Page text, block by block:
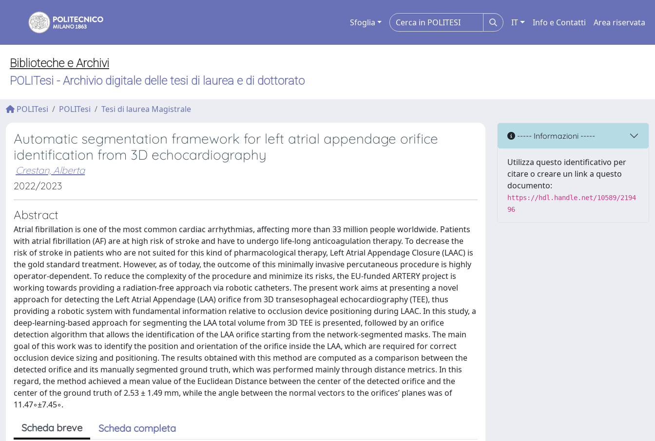
Sfoglia IT Info e Contatti Area riservata
Biblioteche e Archivi
POLITesi - Archivio digitale delle tesi di laurea e di dottorato
POLITesi POLITesi Tesi di laurea Magistrale
Automatic segmentation framework for left atrial appendage orifice
identification from 3D echocardiography
Crestan, Alberta
2022/2023
Abstract
Atrial fibrillation is one of the most common cardiac arrhythmias, affecting more than 33 million people worldwide. Patients
with atrial fibrillation (AF) are at high risk of stroke and have to undergo life-long anticoagulation therapy. To decrease the
risk of stroke in patients who are not suited for this kind of pharmacological therapy, Left Atrial Appendage Closure (LAAC) is
the gold standard treatment. However, as of today, the outcome of this minimally invasive percutaneous procedure is highly
operator-dependent. To reduce the complexity of the procedure and minimize its risks, the EU-funded ARTERY project is
working towards providing a radiation-free approach via robotic catheters. The present work aims at presenting a novel
approach for detecting the Left Atrial Appendage (LAA) orifice from 3D transesophageal echocardiography (TEE), thus
providing a robotic system with fundamental information relative to occlusion device positioning during LAAC. In this study, a
deep-learning-based approach for segmenting the LAA total volume from 3D TEE is presented, followed by an orifice
detection algorithm that allows the identification of the LAA orifice starting from the network-segmented masks. The main
goal of this work was to identify the position and orientation of the orifice inside the LAA, which are required for correct
occlusion device sizing and positioning. The results obtained with this method are computed as a comparison between the
detected orifice and its manually segmented ground truth, which was performed mainly through distance metrics. In this
regard, the method achieved a mean value of the Euclidean Distance between the center of the detected orifice and the
center of the ground truth of 2.53 ± 1.49 mm, while the angle between the normal vectors to the orifices’ planes was of
11.47◦±7.45◦.
Scheda breve Scheda completa
----- Informazioni -----
Utilizza questo identificativo per
citare o creare un link a questo
documento:
https://hdl.handle.net/10589/2194
96